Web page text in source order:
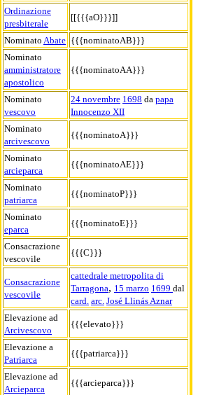
Ordinazione
presbiterale
[[{{{aO}}}]]
Nominato Abate {{{nominatoAB}}}
Nominato
amministratore
apostolico
{{{nominatoAA}}}
Nominato
vescovo
24 novembre 1698 da papa
Innocenzo XII
Nominato
arcivescovo
{{{nominatoA}}}
Nominato
arcieparca
{{{nominatoAE}}}
Nominato
patriarca
{{{nominatoP}}}
Nominato
eparca
{{{nominatoE}}}
Consacrazione
vescovile
{{{C}}}
Consacrazione
vescovile
cattedrale metropolita di
Tarragona, 15 marzo 1699 dal
card. arc. José Llinás Aznar
Elevazione ad
Arcivescovo
{{{elevato}}}
Elevazione a
Patriarca
{{{patriarca}}}
Elevazione ad
Arcieparca
{{{arcieparca}}}